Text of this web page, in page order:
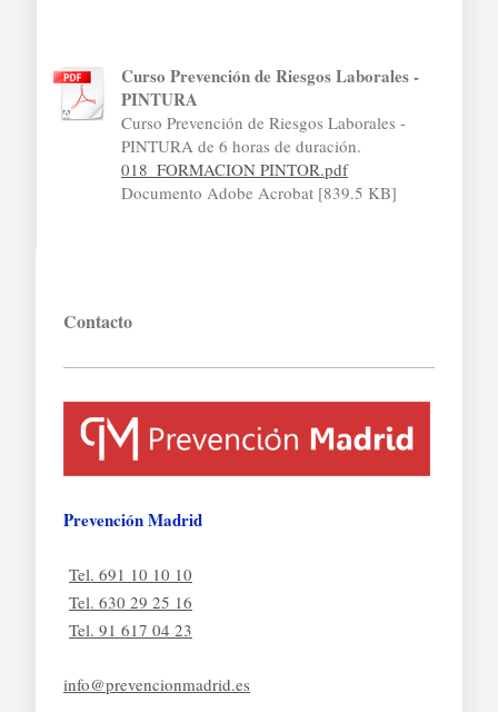
Curso Prevención de Riesgos Laborales -
PINTURA
Curso Prevención de Riesgos Laborales -
PINTURA de 6 horas de duración.
018_FORMACION PINTOR.pdf
Documento Adobe Acrobat [839.5 KB]
Contacto
Prevención Madrid
Tel. 691 10 10 10
Tel. 630 29 25 16
Tel. 91 617 04 23
info@prevencionmadrid.es